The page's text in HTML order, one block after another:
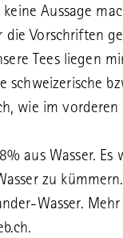
Aussage
Vorschriften
Tees liegen
schweizerische
wie im vorderen
aus Wasser. Es
zu
Wasser.
.